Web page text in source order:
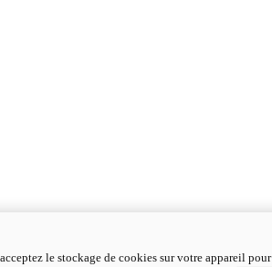
le stockage de cookies sur votre appareil pour